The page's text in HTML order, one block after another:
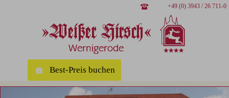
+49 (0) 3943 / 26 711-0
Best-Preis buchen